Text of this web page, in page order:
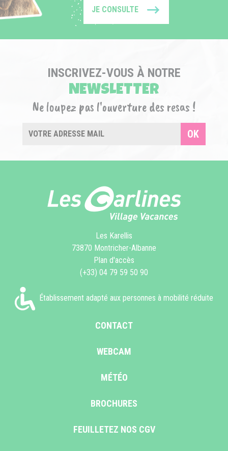
JE CONSULTE
INSCRIVEZ-VOUS À NOTRE
NEWSLETTER
Ne loupez pas l'ouverture des resas !
OK
Les Karellis
73870 Montricher-Albanne
Plan d'accès
(+33) 04 79 59 50 90
Établissement adapté aux personnes à mobilité réduite
CONTACT
WEBCAM
MÉTÉO
BROCHURES
FEUILLETEZ NOS CGV